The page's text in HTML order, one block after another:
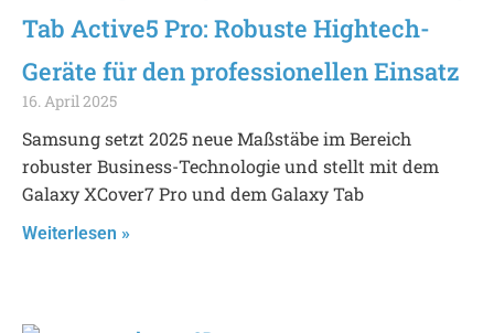
Tab Active5 Pro: Robuste Hightech-
Geräte für den professionellen Einsatz
16. April 2025
Samsung setzt 2025 neue Maßstäbe im Bereich
robuster Business-Technologie und stellt mit dem
Galaxy XCover7 Pro und dem Galaxy Tab
Weiterlesen »